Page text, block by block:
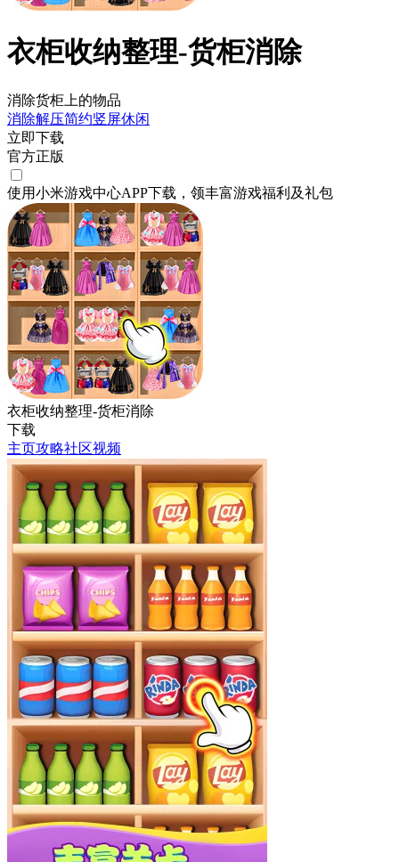
衣柜收纳整理-货柜消除
消除货柜上的物品
消除解压简约竖屏休闲
立即下载
官方正版
使用小米游戏中心APP下载 ，领丰富游戏福利 及礼包
衣柜收纳整理-货柜消除
下载
主页攻略社区视频